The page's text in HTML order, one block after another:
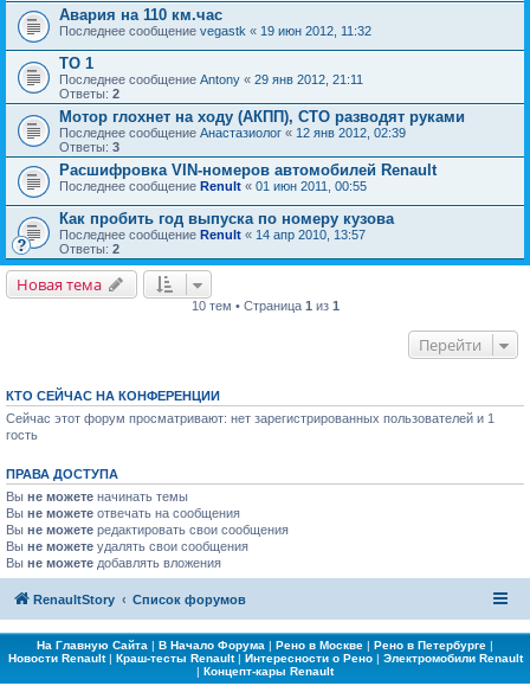
Авария на 110 км.час
Последнее сообщение vegastk « 19 июн 2012, 11:32
ТО 1
Последнее сообщение Antony « 29 янв 2012, 21:11
Ответы: 2
Мотор глохнет на ходу (АКПП), СТО разводят руками
Последнее сообщение Анастазиолог « 12 янв 2012, 02:39
Ответы: 3
Расшифровка VIN-номеров автомобилей Renault
Последнее сообщение Renult « 01 июн 2011, 00:55
Как пробить год выпуска по номеру кузова
Последнее сообщение Renult « 14 апр 2010, 13:57
Ответы: 2
Новая тема
10 тем • Страница 1 из 1
Перейти
КТО СЕЙЧАС НА КОНФЕРЕНЦИИ
Сейчас этот форум просматривают: нет зарегистрированных пользователей и 1
гость
ПРАВА ДОСТУПА
Вы не можете начинать темы
Вы не можете отвечать на сообщения
Вы не можете редактировать свои сообщения
Вы не можете удалять свои сообщения
Вы не можете добавлять вложения
RenaultStory Список форумов
На Главную Сайта | В Начало Форума | Рено в Москве | Рено в Петербурге |
Новости Renault| Краш-тесты Renault| Интересности о Рено| Электромобили Renault
| Концепт-кары Renault